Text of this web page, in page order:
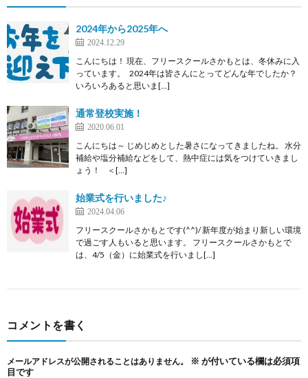
2024年から2025年へ
2024.12.29
こんにちは！ 現在、フリースクールさかもとは、冬休みに入
っています。 2024年は皆さんにとってどんな年でしたか？
いろいろあると思いま[…]
通常登校実施！
2020.06.01
こんにちは～ じめじめとした暑さになってきましたね。 水分
補給や塩分補給などをして、熱中症には気をつけていきまし
ょう！ ＜[…]
始業式を行いました♪
2024.04.06
フリースクールさかもとです(^^)/ 新年度が始まり新しい環境
で過ごす人もいると思います。 フリースクールさかもとで
は、4/5（金）に始業式を行いまし[…]
コメントを書く
メールアドレスが公開されることはありません。 ※ が付いている欄は必須項
目です